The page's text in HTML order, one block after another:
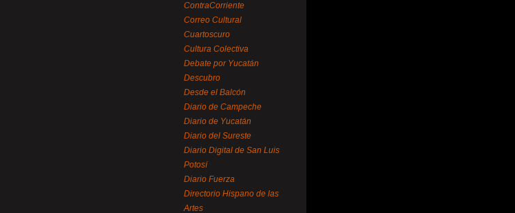
ContraCorriente
Correo Cultural
Cuartoscuro
Cultura Colectiva
Debate por Yucatán
Descubro
Desde el Balcón
Diario de Campeche
Diario de Yucatán
Diario del Sureste
Diario Digital de San Luis
Potosí
Diario Fuerza
Directorio Hispano de las
Artes